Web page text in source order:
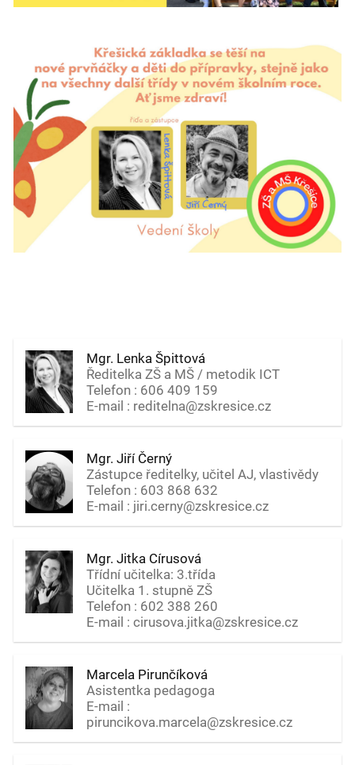
Mgr. Lenka Špittová
Ředitelka ZŠ a MŠ / metodik ICT
Telefon : 606 409 159
E-mail : reditelna@zskresice.cz
Mgr. Jiří Černý
Zástupce ředitelky, učitel AJ, vlastivědy
Telefon : 603 868 632
E-mail : jiri.cerny@zskresice.cz
Mgr. Jitka Círusová
Třídní učitelka: 3.třída
Učitelka 1. stupně ZŠ
Telefon : 602 388 260
E-mail : cirusova.jitka@zskresice.cz
Marcela Pirunčíková
Asistentka pedagoga
E-mail :
piruncikova.marcela@zskresice.cz